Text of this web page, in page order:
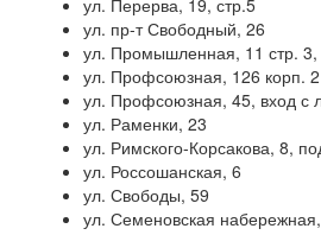
ул. Перерва, 19, стр.5
ул. пр-т Свободный, 26
ул. Промышленная, 11 стр.
ул. Профсоюзная, 126 корп. 2
ул. Профсоюзная, 45, вход с
ул. Раменки, 23
ул. Римского-Корсакова, 8,
ул. Россошанская, 6
ул. Свободы, 59
ул. Семеновская